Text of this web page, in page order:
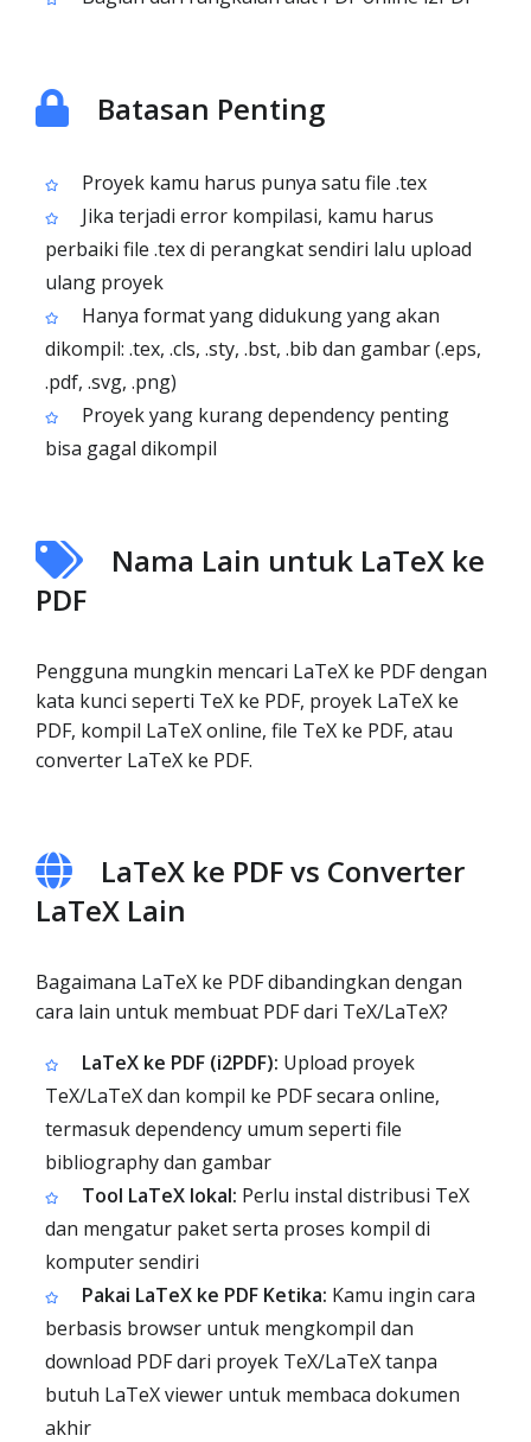
Batasan Penting
Proyek kamu harus punya satu file .tex
Jika terjadi error kompilasi, kamu harus
perbaiki file .tex di perangkat sendiri lalu upload
ulang proyek
Hanya format yang didukung yang akan
dikompil: .tex, .cls, .sty, .bst, .bib dan gambar (.eps,
.pdf, .svg, .png)
Proyek yang kurang dependency penting
bisa gagal dikompil
Nama Lain untuk LaTeX ke
PDF
Pengguna mungkin mencari LaTeX ke PDF dengan
kata kunci seperti TeX ke PDF, proyek LaTeX ke
PDF, kompil LaTeX online, file TeX ke PDF, atau
converter LaTeX ke PDF.
LaTeX ke PDF vs Converter
LaTeX Lain
Bagaimana LaTeX ke PDF dibandingkan dengan
cara lain untuk membuat PDF dari TeX/LaTeX?
LaTeX ke PDF (i2PDF): Upload proyek
TeX/LaTeX dan kompil ke PDF secara online,
termasuk dependency umum seperti file
bibliography dan gambar
Tool LaTeX lokal: Perlu instal distribusi TeX
dan mengatur paket serta proses kompil di
komputer sendiri
Pakai LaTeX ke PDF Ketika: Kamu ingin cara
berbasis browser untuk mengkompil dan
download PDF dari proyek TeX/LaTeX tanpa
butuh LaTeX viewer untuk membaca dokumen
akhir